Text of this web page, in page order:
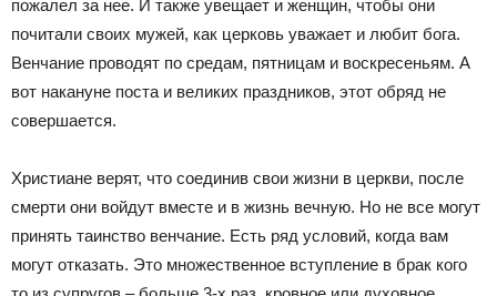
пожалел за нее. И также увещает и женщин, чтобы они
почитали своих мужей, как церковь уважает и любит бога.
Венчание проводят по средам, пятницам и воскресеньям. А
вот накануне поста и великих праздников, этот обряд не
совершается.
Христиане верят, что соединив свои жизни в церкви, после
смерти они войдут вместе и в жизнь вечную. Но не все могут
принять таинство венчание. Есть ряд условий, когда вам
могут отказать. Это множественное вступление в брак кого